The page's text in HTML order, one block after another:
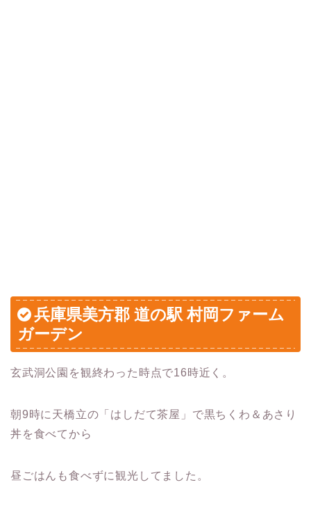
兵庫県美方郡 道の駅 村岡ファーム
ガーデン
玄武洞公園を観終わった時点で16時近く。
朝9時に天橋立の「はしだて茶屋」で黒ちくわ＆あさり
丼を食べてから
昼ごはんも食べずに観光してました。